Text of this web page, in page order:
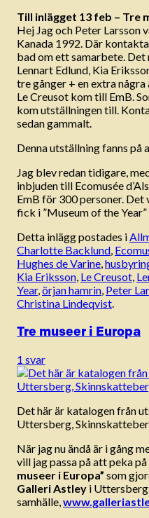
Till inlägget 13 feb – Tre
Hej Jag och Peter Larsson
Kanada 1992. Där
bad om ett samarbete.
Lennart Edlund, Kia
tre gånger + en extra
Le Creusot kom till EmB.
kom utställningen till.
sedan gammalt.
Denna utställning fanns på
Jag blev redan tidigare,
inbjuden till Ecomusée
EmB för 300 personer.
fick i ”Museum of the
Detta inlägg postades i
Charlotte Backlund,
Hughes de Varine,
Kia Eriksson, Le Creusot,
Year,örjan hamrin, Peter
Christina Lindeqvist.
Tre museer i Europa
1 svar
Det här är katalogen från
Uttersberg,
När jag nu ändå är i gång
vill jag passa på att peka
museer i Europa” som
Galleri Astley i
samhälle,